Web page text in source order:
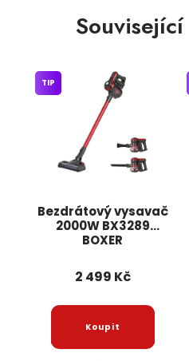
Bezdrátový vysavač
2000W BX3289
BOXER
TIP
2 499 Kč